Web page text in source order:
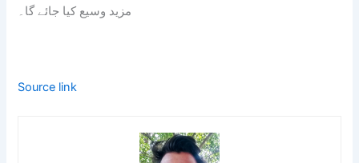
مزید وسیع کیا جائے گا۔
Source link